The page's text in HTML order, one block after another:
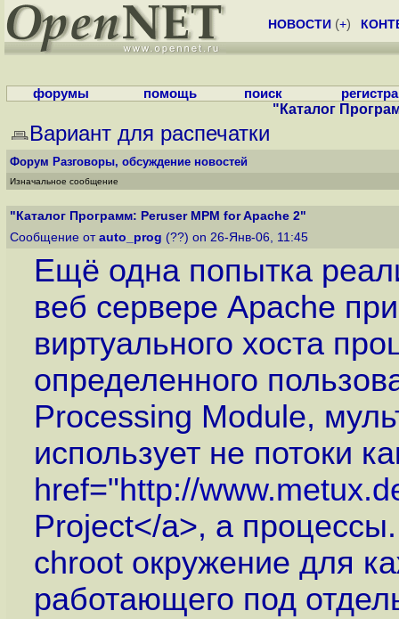
НОВОСТИ (+)
форумы помощь поиск
"Каталог
Вариант для распечатки
Форум Разговоры, обсуждение новостей
Изначальное сообщение
"Каталог Программ: Peruser MPM for Apache 2"
Сообщение от auto_prog (??) on 26-Янв-06, 11:45
Ещё одна попытка
веб сервере Apache
виртуального хоста
определенного
Processing Module,
использует не потоки
href="http://
Project</a>, а
chroot окружение для
работающего под